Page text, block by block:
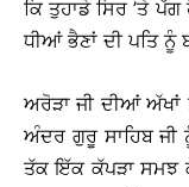
ਕਿ ਤੁਹਾਡੇ ਸਿਰ ’ਤੇ
ਧੀਆਂ ਭੈਣਾਂ ਦੀ ਪਤਿ ਨੂੰ
ਅਰੋੜਾ ਜੀ ਦੀਆਂ
ਅੰਦਰ ਗੁਰੂ ਸਾਹਿਬ ਜੀ
ਤੱਕ ਇੱਕ ਕੱਪੜਾ ਸਮਝ